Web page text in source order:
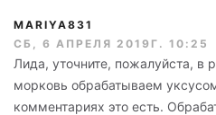
MARIYA831
СБ, 6 АПРЕЛЯ 2019Г. 10:25
Лида, уточните, пожалуйста, в
морковь обрабатываем
комментариях это есть.